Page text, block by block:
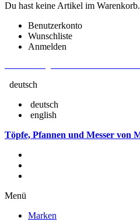
Du hast keine Artikel im Warenkorb.
Benutzerkonto
Wunschliste
Anmelden
deutsch
deutsch
english
Töpfe, Pfannen und Messer von
Menü
Marken